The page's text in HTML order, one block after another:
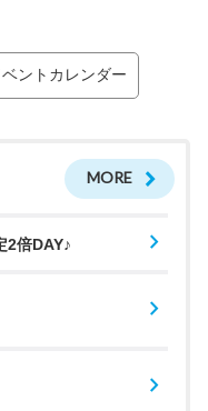
ベントカレンダー
MORE
2倍DAY♪